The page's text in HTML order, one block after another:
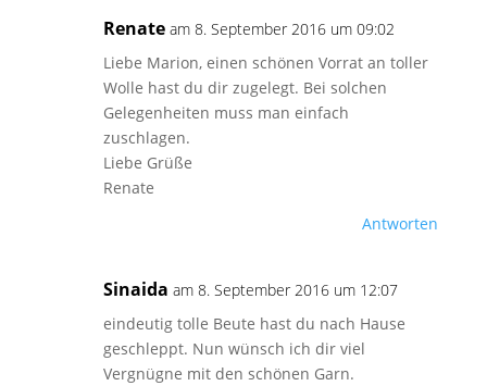
Renate am 8. September 2016 um 09:02
Liebe Marion, einen schönen Vorrat an toller
Wolle hast du dir zugelegt. Bei solchen
Gelegenheiten muss man einfach
zuschlagen.
Liebe Grüße
Renate
Antworten
Sinaida am 8. September 2016 um 12:07
eindeutig tolle Beute hast du nach Hause
geschleppt. Nun wünsch ich dir viel
Vergnügne mit den schönen Garn.